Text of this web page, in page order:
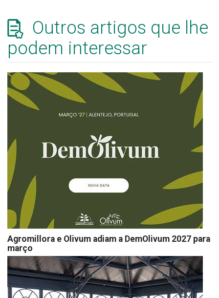
Outros artigos que lhe
podem interessar
Agromillora e Olivum adiam a DemOlivum 2027 para
março